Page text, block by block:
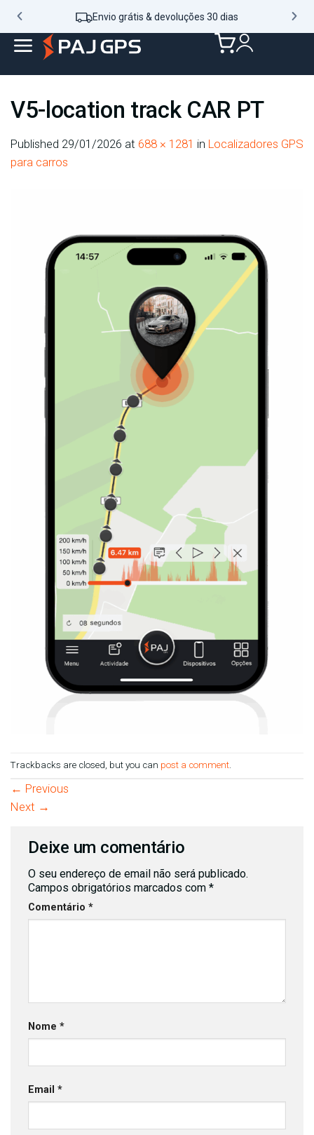
Envio grátis & devoluções 30 dias
V5-location track CAR PT
Published 29/01/2026 at 688 × 1281 in Localizadores GPS
para carros
Trackbacks are closed, but you can post a comment.
← Previous
Next →
Deixe um comentário
O seu endereço de email não será publicado.
Campos obrigatórios marcados com *
Comentário *
Nome *
Email *